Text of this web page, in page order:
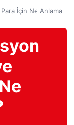
İçin Ne Anlama